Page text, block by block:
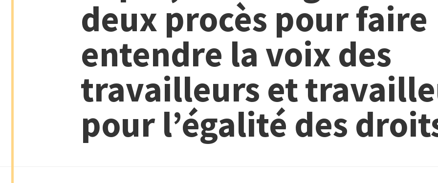
deux procès pour faire
entendre la voix des
travailleurs et
pour l’égalité des